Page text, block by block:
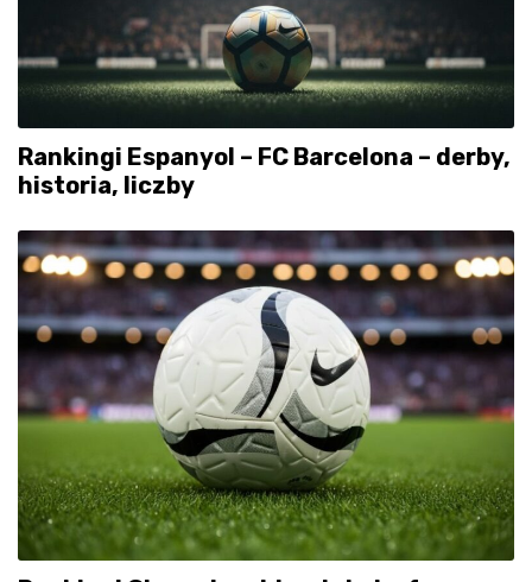
Rankingi Espanyol – FC Barcelona – derby,
historia, liczby